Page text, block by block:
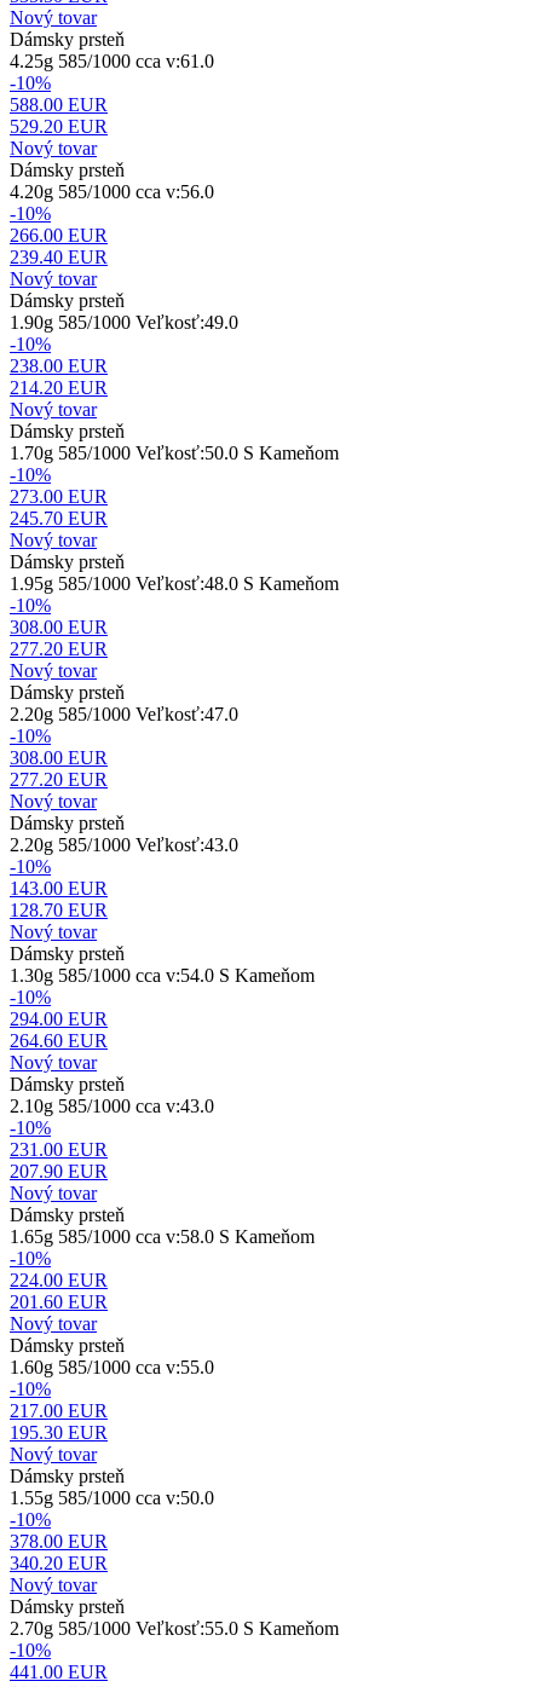
Nový tovar
Dámsky prsteň
4.25g 585/1000 cca v:61.0
-10%
588.00 EUR
529.20 EUR
Nový tovar
Dámsky prsteň
4.20g 585/1000 cca v:56.0
-10%
266.00 EUR
239.40 EUR
Nový tovar
Dámsky prsteň
1.90g 585/1000 Veľkosť:49.0
-10%
238.00 EUR
214.20 EUR
Nový tovar
Dámsky prsteň
1.70g 585/1000 Veľkosť:50.0 S Kameňom
-10%
273.00 EUR
245.70 EUR
Nový tovar
Dámsky prsteň
1.95g 585/1000 Veľkosť:48.0 S Kameňom
-10%
308.00 EUR
277.20 EUR
Nový tovar
Dámsky prsteň
2.20g 585/1000 Veľkosť:47.0
-10%
308.00 EUR
277.20 EUR
Nový tovar
Dámsky prsteň
2.20g 585/1000 Veľkosť:43.0
-10%
143.00 EUR
128.70 EUR
Nový tovar
Dámsky prsteň
1.30g 585/1000 cca v:54.0 S Kameňom
-10%
294.00 EUR
264.60 EUR
Nový tovar
Dámsky prsteň
2.10g 585/1000 cca v:43.0
-10%
231.00 EUR
207.90 EUR
Nový tovar
Dámsky prsteň
1.65g 585/1000 cca v:58.0 S Kameňom
-10%
224.00 EUR
201.60 EUR
Nový tovar
Dámsky prsteň
1.60g 585/1000 cca v:55.0
-10%
217.00 EUR
195.30 EUR
Nový tovar
Dámsky prsteň
1.55g 585/1000 cca v:50.0
-10%
378.00 EUR
340.20 EUR
Nový tovar
Dámsky prsteň
2.70g 585/1000 Veľkosť:55.0 S Kameňom
-10%
441.00 EUR